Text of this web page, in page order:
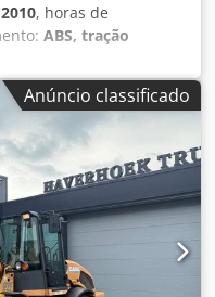
2010, horas de
ABS, tração
Tipo: WX165
aprovação do tipo:
do motor: 105 kW
autorizado: 18000 kg
m Largura para
2,89 m Cor:
por joystick -
todo o prazer
leasing,
Todos os dados sujeitos
erro e omissões.
Anúncio classificado